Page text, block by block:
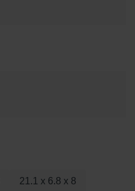
21.1 x 6.8 x 8